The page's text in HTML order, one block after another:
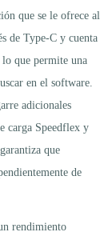
que se le ofrece al
de Type-C y cuenta
que permite una
en el software.
adicionales
carga Speedflex y
que
de
rendimiento